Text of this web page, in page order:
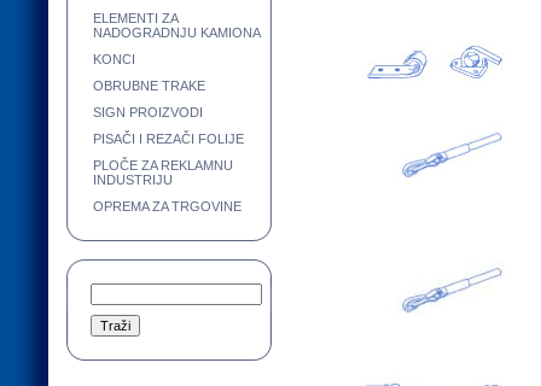
ELEMENTI ZA
NADOGRADNJU KAMIONA
KONCI
OBRUBNE TRAKE
SIGN PROIZVODI
PISAČI I REZAČI FOLIJE
PLOČE ZA REKLAMNU
INDUSTRIJU
OPREMA ZA TRGOVINE